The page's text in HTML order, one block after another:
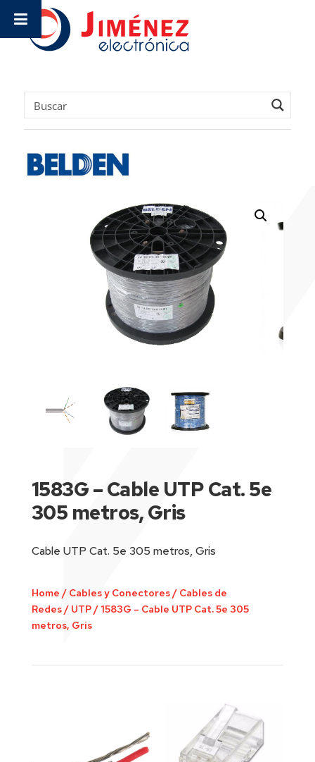
1583G – Cable UTP Cat. 5e
305 metros, Gris
Cable UTP Cat. 5e 305 metros, Gris
Home / Cables y Conectores/ Cables de
Redes/ UTP/ 1583G – Cable UTP Cat. 5e 305
metros, Gris